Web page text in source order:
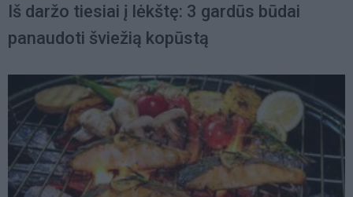
Iš daržo tiesiai į lėkštę: 3 gardūs būdai
panaudoti šviežią kopūstą